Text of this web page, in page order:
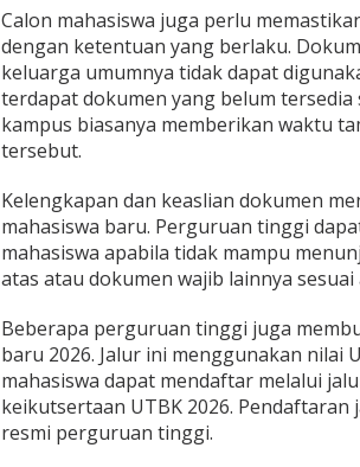
Calon mahasiswa juga perlu
dengan ketentuan yang berlaku.
keluarga umumnya tidak dapat
terdapat dokumen yang belum
kampus biasanya memberikan waktu
tersebut.
Kelengkapan dan keaslian dokumen
mahasiswa baru. Perguruan tinggi
mahasiswa apabila tidak mampu
atas atau dokumen wajib lainnya
Beberapa perguruan tinggi juga
baru 2026. Jalur ini menggunakan nilai
mahasiswa dapat mendaftar melalui
keikutsertaan UTBK 2026.
resmi perguruan tinggi.